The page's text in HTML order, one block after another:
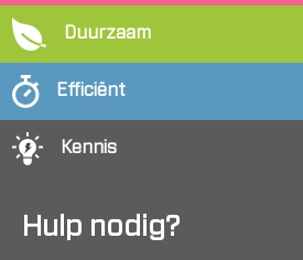
Duurzaam
Efficiënt
Kennis
Hulp nodig?